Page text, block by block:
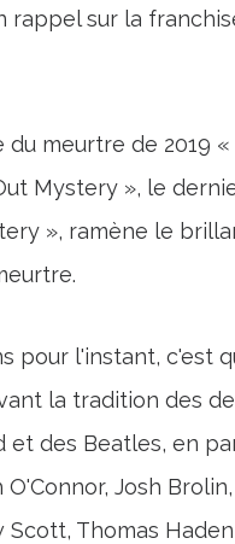
rappel sur la
meurtre de 2019
Mystery », le
», ramène le
pour l'instant, c'est
la tradition des
et des Beatles, en
Josh
Scott, Thomas